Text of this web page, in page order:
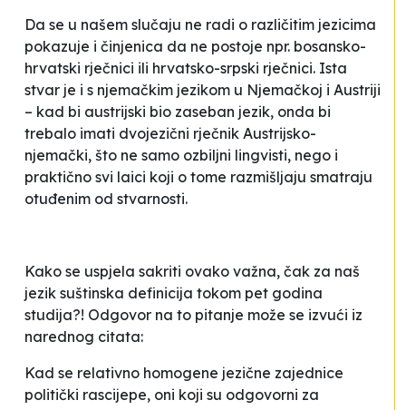
Da se u našem slučaju ne radi o različitim jezicima
pokazuje i činjenica da ne postoje npr. bosansko-
hrvatski rječnici ili hrvatsko-srpski rječnici. Ista
stvar je i s njemačkim jezikom u Njemačkoj i Austriji
– kad bi austrijski bio zaseban jezik, onda bi
trebalo imati dvojezični rječnik Austrijsko-
njemački, što ne samo ozbiljni lingvisti, nego i
praktično svi laici koji o tome razmišljaju smatraju
otuđenim od stvarnosti.
Kako se uspjela sakriti ovako važna, čak za naš
jezik suštinska definicija tokom pet godina
studija?! Odgovor na to pitanje može se izvući iz
narednog citata:
Kad se relativno homogene jezične zajednice
politički rascijepe, oni koji su odgovorni za